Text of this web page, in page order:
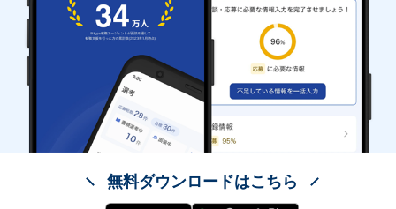
無料ダウンロードはこちら